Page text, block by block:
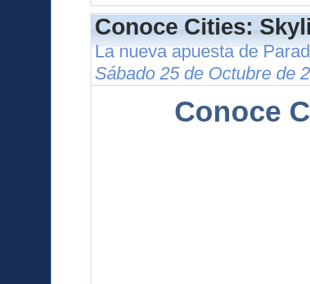
Conoce Cities:
La nueva apuesta de
Sábado 25 de Octubre de
Conoce